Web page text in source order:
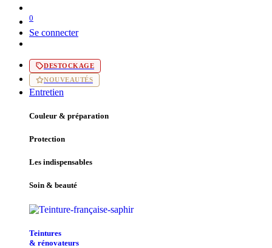
0
Se connecter
DESTOCKAGE
NOUVEAUTÉS
Entretien
Couleur & préparation
Protection
Les indispensables
Soin & beauté
Teintu​res
& r​é​novateurs